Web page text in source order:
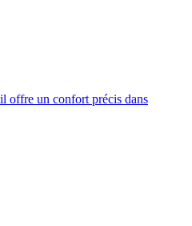
offre un confort précis dans